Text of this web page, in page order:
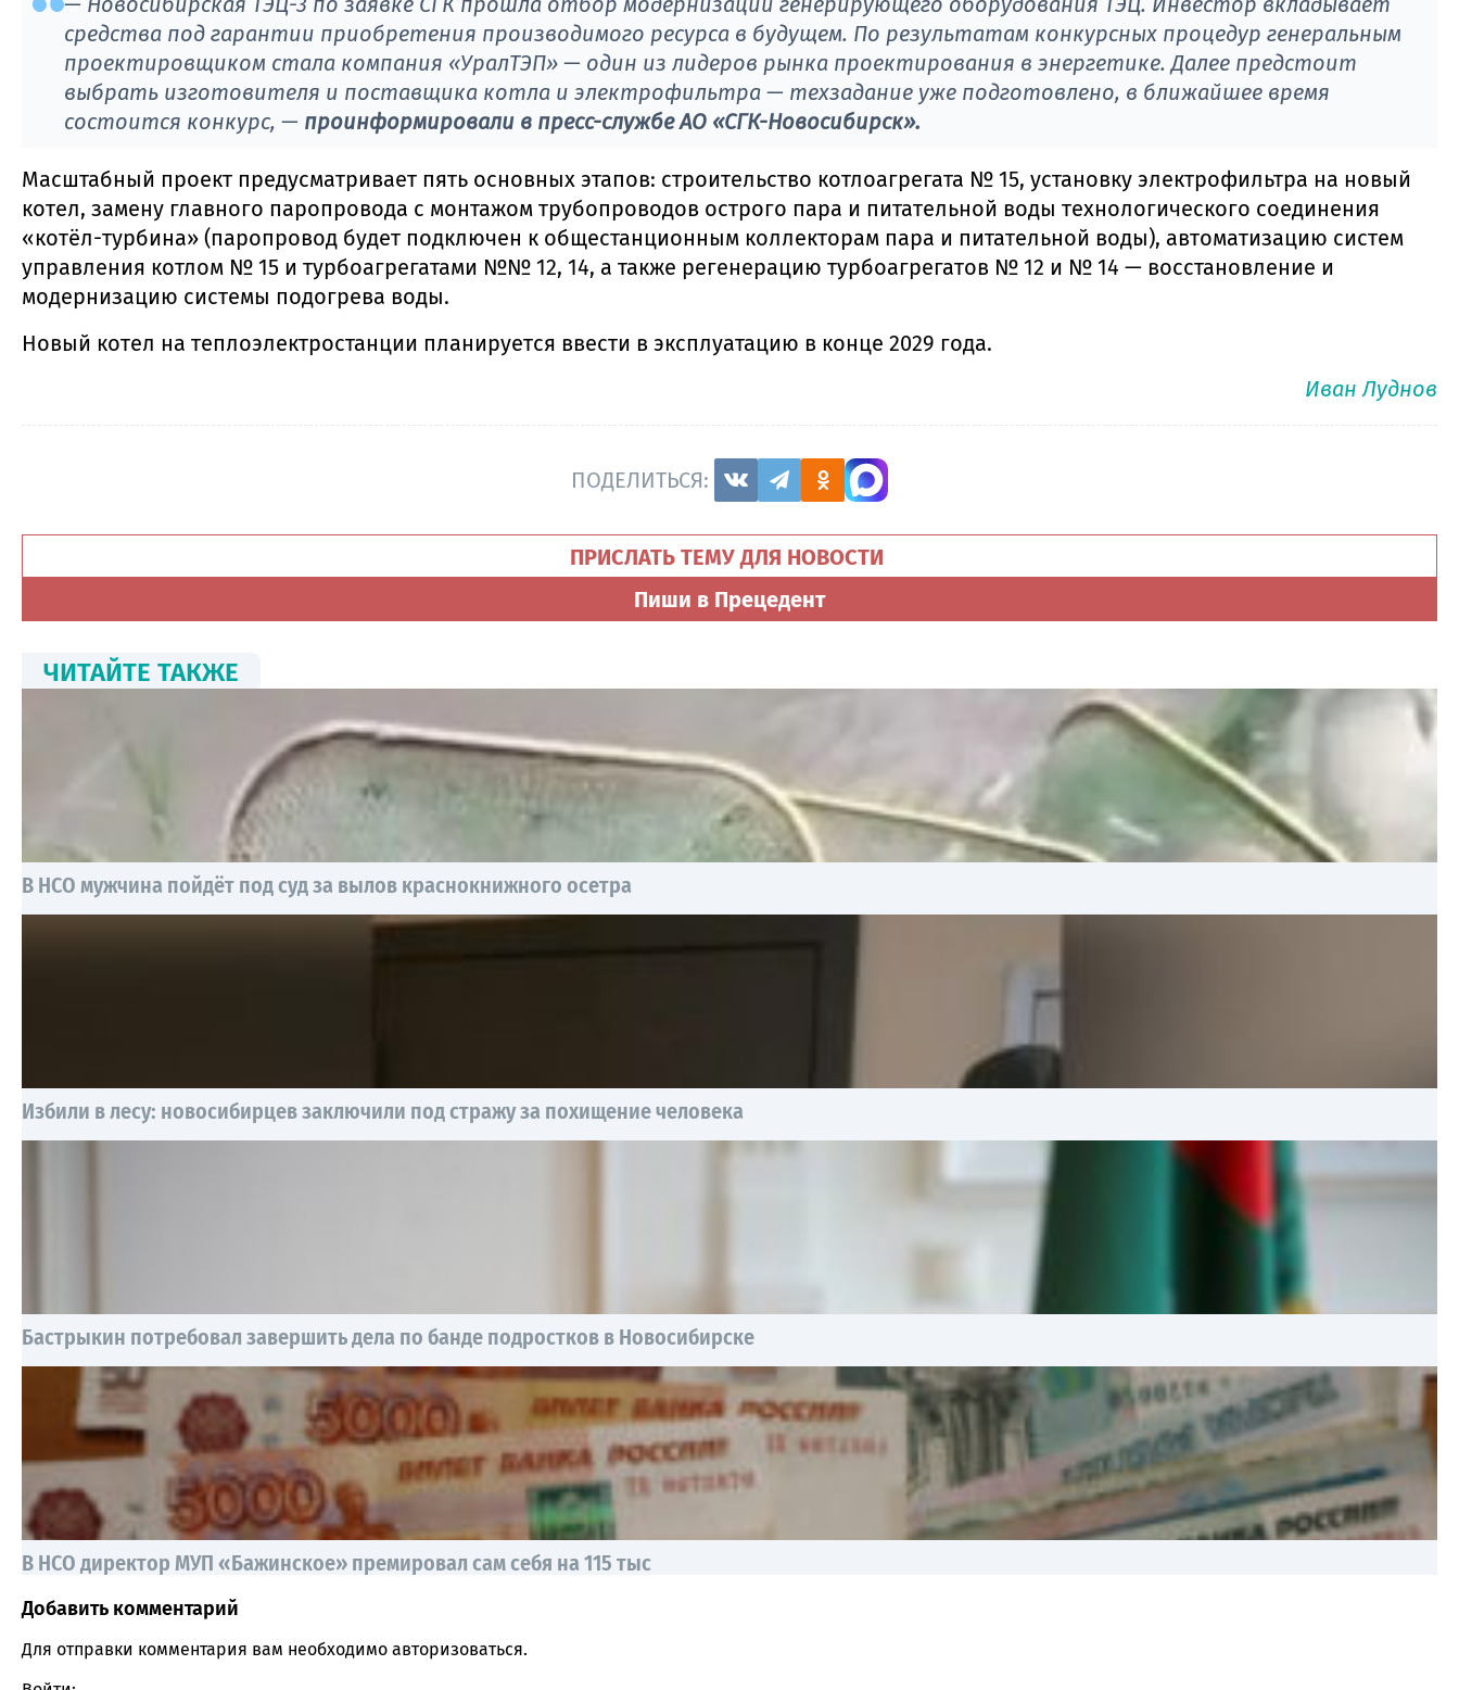
средства под гарантии приобретения производимого ресурса в будущем. По результатам конкурсных процедур генеральным
проектировщиком стала компания «УралТЭП» — один из лидеров рынка проектирования в энергетике. Далее предстоит
выбрать изготовителя и поставщика котла и электрофильтра — техзадание уже подготовлено, в ближайшее время
состоится конкурс, — проинформировали в пресс-службе АО «СГК-Новосибирск».
Масштабный проект предусматривает пять основных этапов: строительство котлоагрегата № 15, установку электрофильтра на новый
котел, замену главного паропровода с монтажом трубопроводов острого пара и питательной воды технологического соединения
«котёл-турбина» (паропровод будет подключен к общестанционным коллекторам пара и питательной воды), автоматизацию систем
управления котлом № 15 и турбоагрегатами №№ 12, 14, а также регенерацию турбоагрегатов № 12 и № 14 — восстановление и
модернизацию системы подогрева воды.
Новый котел на теплоэлектростанции планируется ввести в эксплуатацию в конце 2029 года.
Иван Луднов
ПОДЕЛИТЬСЯ:
ПРИСЛАТЬ ТЕМУ ДЛЯ НОВОСТИ
Пиши в Прецедент
ЧИТАЙТЕ ТАКЖЕ
В НСО мужчина пойдёт под суд за вылов краснокнижного осетра
Избили в лесу: новосибирцев заключили под стражу за похищение человека
Бастрыкин потребовал завершить дела по банде подростков в Новосибирске
В НСО директор МУП «Бажинское» премировал сам себя на 115 тыс
Comment section
Добавить комментарий
Для отправки комментария вам необходимо авторизоваться.